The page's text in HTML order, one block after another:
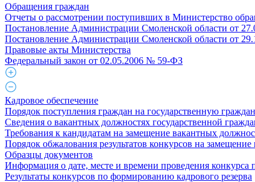
Обращения граждан
Отчеты о рассмотрении поступивших в Министерство
Постановление Администрации Смоленской области от
Постановление Администрации Смоленской области от
Правовые акты Министерства
Федеральный закон от 02.05.2006 № 59-ФЗ
Кадровое обеспечение
Порядок поступления граждан на государственную
Сведения о вакантных должностях государственной
Требования к кандидатам на замещение вакантных
Порядок обжалования результатов конкурсов на
Образцы документов
Информация о дате, месте и времени проведения конкурса
Результаты конкурсов по формированию кадрового резерва